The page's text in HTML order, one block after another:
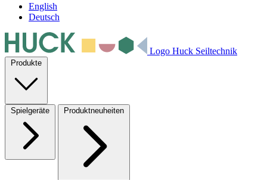
English
Deutsch
Logo Huck Seiltechnik
Produkte
Spielgeräte Produktneuheiten